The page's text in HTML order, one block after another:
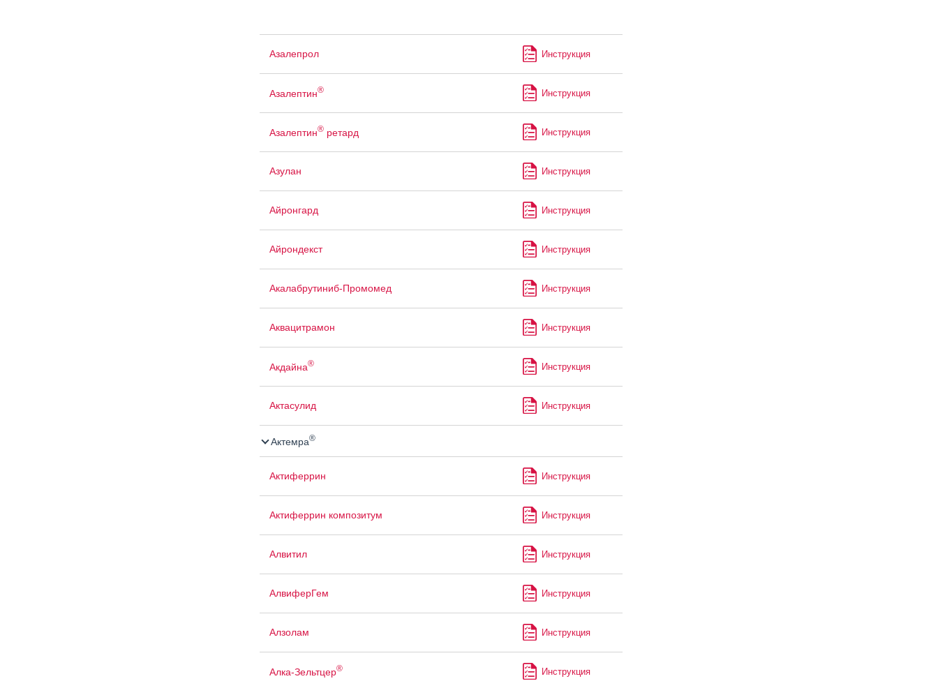
Азалепрол Инструкция
Азалептин® Инструкция
Азалептин®ретард Инструкция
Азулан Инструкция
Айронгард Инструкция
Айрондекст Инструкция
Акалабрутиниб-Промомед Инструкция
Аквацитрамон Инструкция
Акдайна® Инструкция
Актасулид Инструкция
Актемра®
Актиферрин Инструкция
Актиферрин композитум Инструкция
Алвитил Инструкция
АлвиферГем Инструкция
Алзолам Инструкция
Алка-Зельтцер® Инструкция